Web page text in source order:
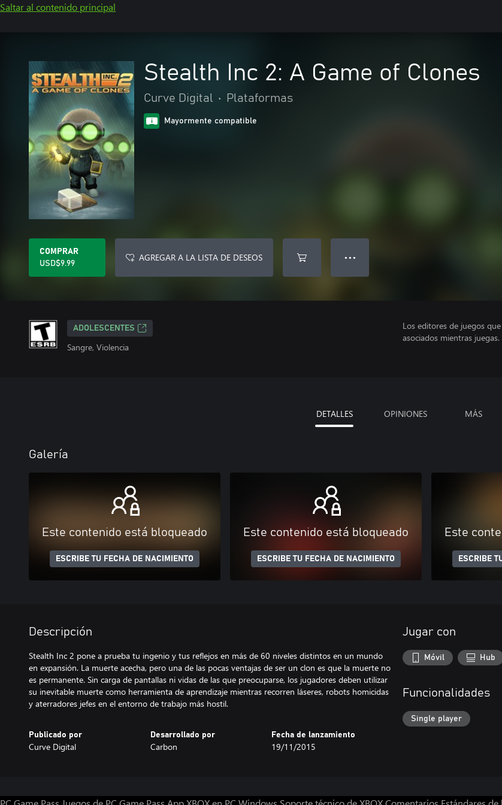
Saltar al contenido principal
Stealth Inc 2: A Game of Clones
Curve Digital • Plataformas
Mayormente compatible
COMPRAR
USD$9.99
AGREGAR A LA LISTA DE DESEOS ● ● ●
ADOLESCENTES
Sangre, Violencia
Los editores de juegos
asociados mientras juegas.
DETALLES OPINIONES MÁS
Galería
Este contenido está bloqueado
ESCRIBE TU FECHA DE NACIMIENTO
Este contenido está bloqueado
ESCRIBE TU FECHA DE NACIMIENTO
Este
ESCRIBE
Descripción
Stealth Inc 2 pone a prueba tu ingenio y tus reflejos en más de 60 niveles distintos en un mundo
en expansión. La muerte acecha, pero una de las pocas ventajas de ser un clon es que la muerte no
es permanente. Sin carga de pantallas ni vidas de las que preocuparse, los jugadores deben utilizar
su inevitable muerte como herramienta de aprendizaje mientras recorren láseres, robots homicidas
y aterradores jefes en el entorno de trabajo más hostil.
Publicado por
Curve Digital
Desarrollado por
Carbon
Fecha de lanzamiento
19/11/2015
Jugar con
Móvil Hub
Funcionalidades
Single player